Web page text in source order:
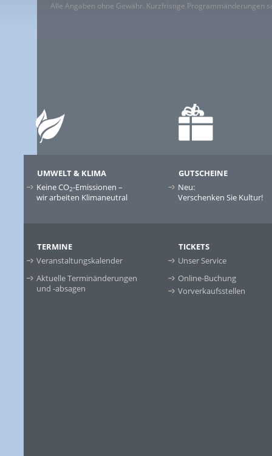
Alle Angaben ohne Gewähr. Kurzfristige Programmänderungen
UMWELT & KLIMA
Keine CO2-Emissionen –
wir arbeiten Klimaneutral
GUTSCHEINE
Neu:
Verschenken Sie Kultur!
TERMINE
Veranstaltungskalender
Aktuelle Terminänderungen
und -absagen
TICKETS
Unser Service
Online-Buchung
Vorverkaufsstellen